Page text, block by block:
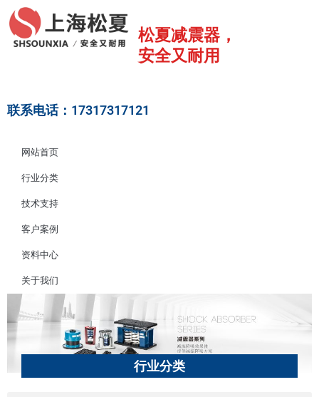
至
松夏减震器，
安全又耐用
联系电话：17317317121
网站首页
行业分类
技术支持
客户案例
资料中心
关于我们
行业分类